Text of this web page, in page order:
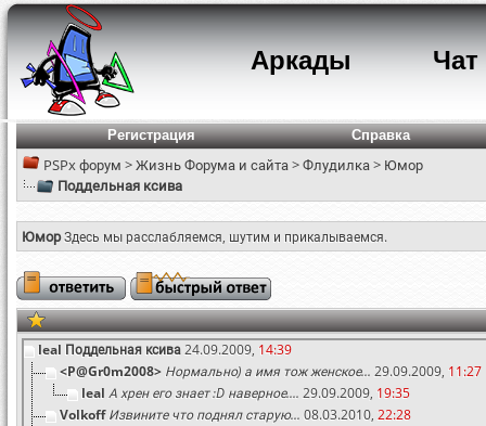
Аркады Чат
Регистрация Справка
PSPx форум >Жизнь Форума и сайта>Флудилка> Юмор
Поддельная ксива
ЮморЗдесь мы расслабляемся, шутим и прикалываемся.
leal Поддельная ксива24.09.2009, 14:39
<P@Gr0m2008> Нормально) а имя тож женское... 29.09.2009, 11:27
leal А хрен его знает :D наверное.... 29.09.2009, 19:35
Volkoff Извините что поднял старую... 08.03.2010, 22:28